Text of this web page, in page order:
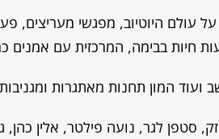
עולם היוטיוב, מפגשי מעריצים,
חיות בבימה, המרכזית עם אמנים
המון תחנות מאתגרות